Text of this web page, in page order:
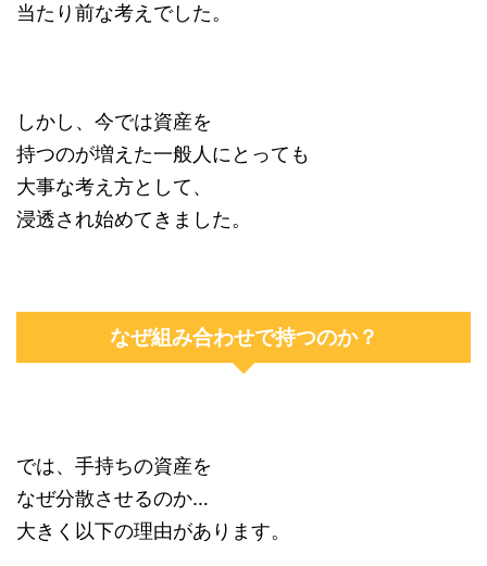
当たり前な考えでした。
しかし、今では資産を
持つのが増えた一般人にとっても
大事な考え方として、
浸透され始めてきました。
なぜ組み合わせで持つのか？
では、手持ちの資産を
なぜ分散させるのか…
大きく以下の理由があります。